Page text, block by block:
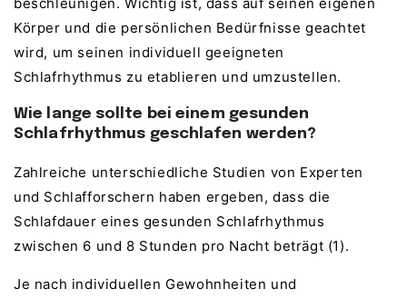
Körper und die persönlichen Bedürfnisse geachtet
wird, um seinen individuell geeigneten
Schlafrhythmus zu etablieren und umzustellen.
Wie lange sollte bei einem gesunden
Schlafrhythmus geschlafen werden?
Zahlreiche unterschiedliche Studien von Experten
und Schlafforschern haben ergeben, dass die
Schlafdauer eines gesunden Schlafrhythmus
zwischen 6 und 8 Stunden pro Nacht beträgt (1).
Je nach individuellen Gewohnheiten und